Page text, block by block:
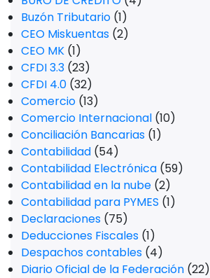
Buzón Tributario (1)
CEO Miskuentas (2)
CEO MK (1)
CFDI 3.3 (23)
CFDI 4.0 (32)
Comercio (13)
Comercio Internacional (10)
Conciliación Bancarias (1)
Contabilidad (54)
Contabilidad Electrónica (59)
Contabilidad en la nube (2)
Contabilidad para PYMES (1)
Declaraciones (75)
Deducciones Fiscales (1)
Despachos contables (4)
Diario Oficial de la Federación (22)